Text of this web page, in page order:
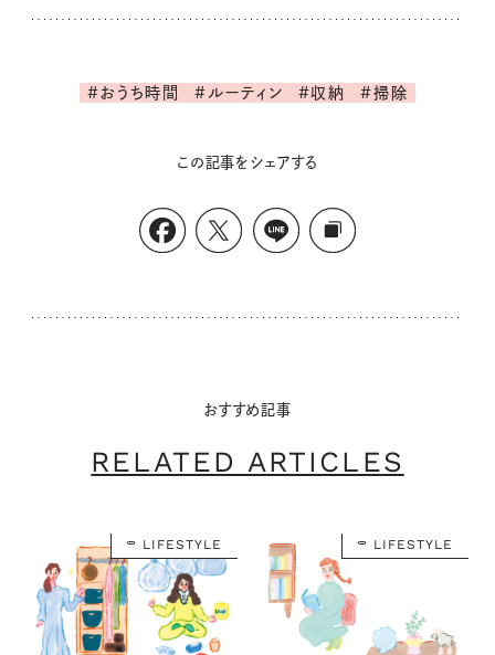
#おうち時間 #ルーティン #収納 #掃除
この記事をシェアする
おすすめ記事
RELATED ARTICLES
LIFESTYLE LIFESTYLE